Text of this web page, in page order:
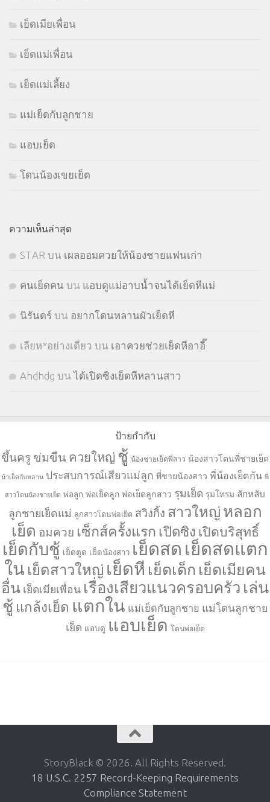
เย็ดเมียเพื่อน
เย็ดแม่เพื่อน
เย็ดแม่เลี้ยง
แม่เย็ดกับลูกชาย
แอบเย็ด
โดนน้องเขยเย็ด
ความเห็นล่าสุด
STㅤAR บน เผลออมควยให้น้องชายแฟนเก่า
คนเย็ดคน บน แอบดูแม่อาบน้ำจนได้เย็ดหีแม่
นิรันดร์ บน อยากโดนหลานผัวเย็ดหี
เลียห*อย่างเดียว บน เอาควยช่วยเย็ดหีอาอี๊
Ahdhdg บนได้เปิดซิงเย็ดหีหลานสาว
ป้ายกำกับ
ขึ้นครู ข่มขืน ควยใหญ่ ชู้ น้องชายเย็ดพี่สาว น้องสาวโดนพี่ชายเย็ด
น้าเย็ดกับหลาน ประสบการณ์เสียวแม่ลูก พี่ชายน้องสาว พี่น้องเย็ดกัน พี่
สาวโดนน้องชายเย็ด พ่อลูก พ่อเย็ดลูก พ่อเย็ดลูกสาว รุมเย็ด รุมโทรม ลักหลับ
ลูกชายเย็ดแม่ ลูกสาวโดนพ่อเย็ด สวิงกิ้ง สาวใหญ่ หลอก
เย็ด อมควย เซ็กส์ครั้งแรก เปิดซิง เปิดบริสุทธิ์
เย็ดกับชู้ เย็ดตูด เย็ดน้องสาว เย็ดสด เย็ดสดแตก
ใน เย็ดสาวใหญ่ เย็ดหี เย็ดเด็ก เย็ดเมียคน
อื่น เย็ดเมียเพื่อน เรื่องเสียวแนวครอบครัว เล่น
ชู้ แกล้งเย็ด แตกใน แม่เย็ดกับลูกชาย แม่โดนลูกชาย
เย็ด แอบดู แอบเย็ด โดนพ่อเย็ด
StoryBlack © 2026. All Rights Reserved.
18 U.S.C. 2257 Record-Keeping Requirements
Compliance Statement